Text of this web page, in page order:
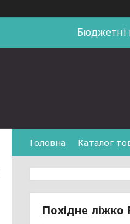
Бюджетні
Головна Каталог
Похідне ліжко